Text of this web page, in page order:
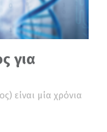
για
είναι μία χρόνια